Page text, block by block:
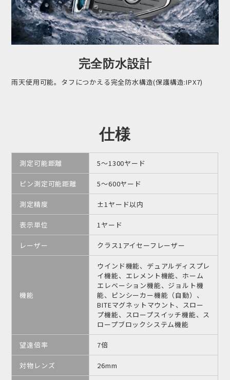
完全防水設計
雨天使用可能。タフにつかえる完全防水構造(保護構造:IPX7)
仕様
測定可能距離 5～1300ヤード
ピン測定可能距離 5～600ヤード
測定精度 ±1ヤード以内
表示単位 1ヤード
レーザー クラス1アイセーフレーザー
機能
ウインド機能、デュアルディスプレ
イ機能、エレメント機能、ホーム
エレベーション機能、ジョルト機
能、ピンシーカー機能（自動）、
BITEマグネットマウント、スロー
プ機能、スロープスイッチ機能、ス
ロープブロックシステム機能
望遠倍率 7倍
対物レンズ 26mm